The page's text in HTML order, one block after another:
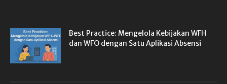
Best Practice: Mengelola Kebijakan WFH
dan WFO dengan Satu Aplikasi Absensi